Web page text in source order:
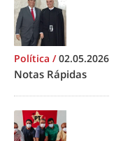
Política /02.05.2026
Notas Rápidas